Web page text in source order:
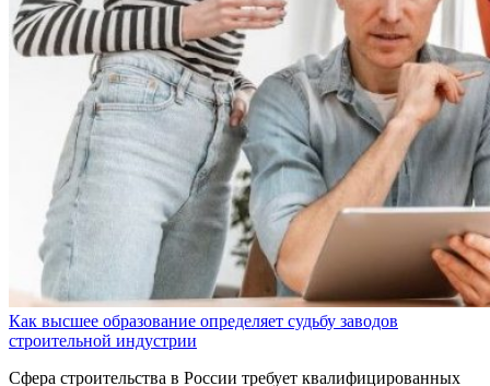
Как высшее образование определяет судьбу заводов
строительной индустрии
Сфера строительства в России требует квалифицированных